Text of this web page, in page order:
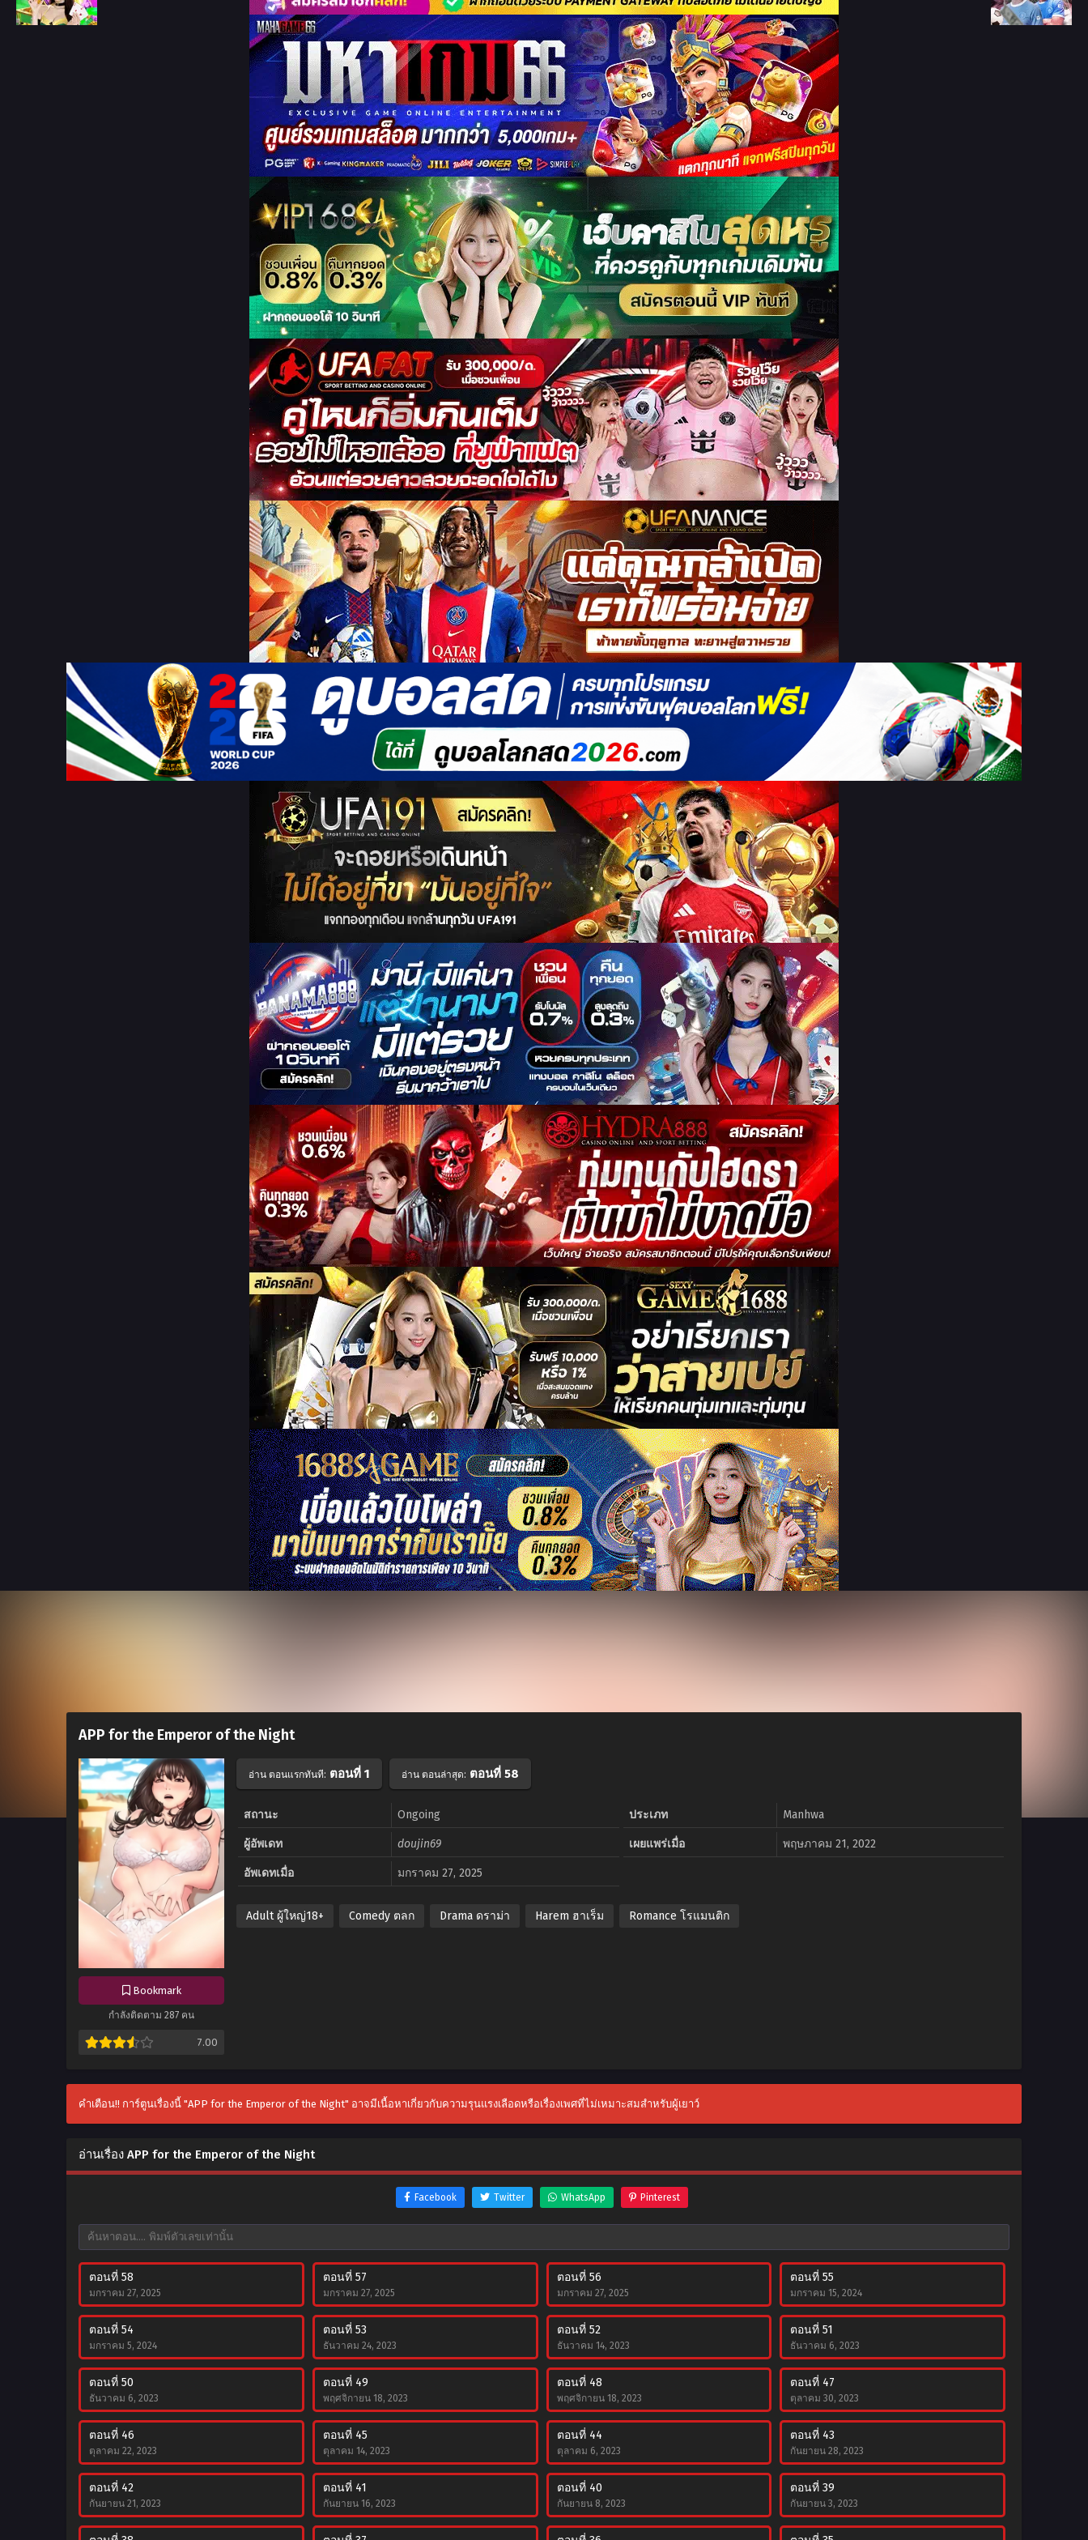
APP for the Emperor of the Night
Bookmark
กำลังติดตาม 287 คน
7.00
อ่าน ตอนแรกทันที: ตอนที่ 1 อ่าน ตอนล่าสุด: ตอนที่ 58
สถานะ Ongoing ประเภท Manhwa
ผู้อัพเดท doujin69 เผยแพร่เมื่อ พฤษภาคม 21, 2022
อัพเดทเมื่อ มกราคม 27, 2025
Adult ผู้ใหญ่18+ Comedy ตลก Drama ดราม่า Harem ฮาเร็ม Romance โรแมนติก
คำเตือน!! การ์ตูนเรื่องนี้ "APP for the Emperor of the Night" อาจมีเนื้อหาเกี่ยวกับความรุนแรงเลือดหรือเรื่องเพศที่ไม่เหมาะสมสำหรับผู้เยาว์
อ่านเรื่อง APP for the Emperor of the Night
Facebook Twitter WhatsApp Pinterest
ตอนที่ 58
มกราคม 27, 2025
ตอนที่ 57
มกราคม 27, 2025
ตอนที่ 56
มกราคม 27, 2025
ตอนที่ 55
มกราคม 15, 2024
ตอนที่ 54
มกราคม 5, 2024
ตอนที่ 53
ธันวาคม 24, 2023
ตอนที่ 52
ธันวาคม 14, 2023
ตอนที่ 51
ธันวาคม 6, 2023
ตอนที่ 50
ธันวาคม 6, 2023
ตอนที่ 49
พฤศจิกายน 18, 2023
ตอนที่ 48
พฤศจิกายน 18, 2023
ตอนที่ 47
ตุลาคม 30, 2023
ตอนที่ 46
ตุลาคม 22, 2023
ตอนที่ 45
ตุลาคม 14, 2023
ตอนที่ 44
ตุลาคม 6, 2023
ตอนที่ 43
กันยายน 28, 2023
ตอนที่ 42
กันยายน 21, 2023
ตอนที่ 41
กันยายน 16, 2023
ตอนที่ 40
กันยายน 8, 2023
ตอนที่ 39
กันยายน 3, 2023